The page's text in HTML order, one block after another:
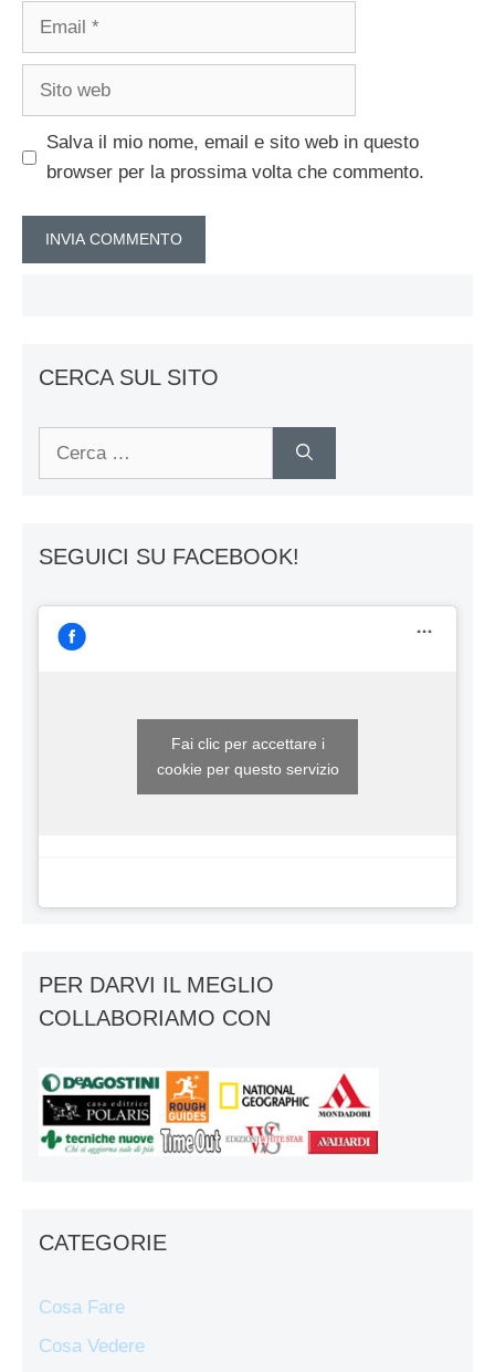
Email
Sito
Salva il mio nome, email e sito web in questo
browser per la prossima volta che commento.
CERCA SUL SITO
SEGUICI SU FACEBOOK!
Fai clic per accettare i
cookie per questo servizio
PER DARVI IL MEGLIO
COLLABORIAMO CON
CATEGORIE
Cosa Fare
Cosa Vedere